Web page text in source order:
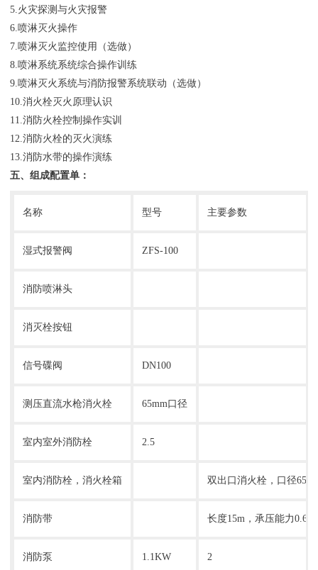
5.火灾探测与火灾报警
6.喷淋灭火操作
7.喷淋灭火监控使用（选做）
8.喷淋系统系统综合操作训练
9.喷淋灭火系统与消防报警系统联动（选做）
10.消火栓灭火原理认识
11.消防火栓控制操作实训
12.消防火栓的灭火演练
13.消防水带的操作演练
五、组成配置单：
名称 型号 主要参数
湿式报警阀 ZFS-100
消防喷淋头
消灭栓按钮
信号碟阀 DN100
测压直流水枪消火栓 65mm口径
室内室外消防栓 2.5
室内消防栓，消火栓箱 双出口消火栓，口径
消防带 长度15m，承压能力
消防泵 1.1KW 2